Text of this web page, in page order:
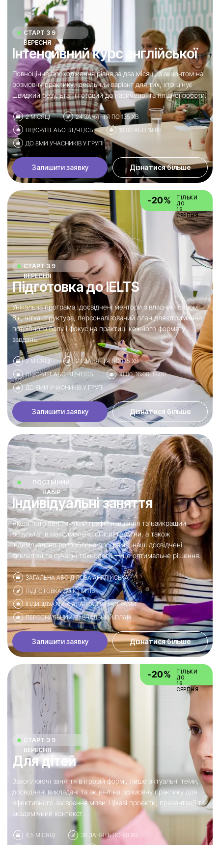
СТАРТ З 9
ВЕРЕСНЯ
Інтенсивний курс англійської
Повноцінне проходження рівня за два місяці, з акцентом на
розмовну практику. Ідеальний варіант для тих, хто цінує
швидкий результат і готовий до насиченої та плідної роботи.
2 МІСЯЦІ
24 ЗАНЯТТЯ ПО 135 ХВ
ПН/СР/ПТ АБО ВТ/ЧТ/СБ
10:00 АБО 19:00
ДО 8МИ УЧАСНИКІВ У ГРУПІ
Залишити заявку Дізнатися більше
-20%
ТІЛЬКИ
ДО
16
СЕРПНЯ
СТАРТ З 9
ВЕРЕСНЯ
Підготовка до IELTS
Унікальна програма, досвідчені ментори з власним балом
8+, чітка структура, персоналізований план для отримання
потрібного балу і фокус на практиці кожного формату
завдань.
2 МІСЯЦІ
24 ЗАНЯТТЯ ПО 135 ХВ
ПН/СР/ПТ АБО ВТ/ЧТ/СБ
10:00, 16:00, 19:00
ДО 8МИ УЧАСНИКІВ У ГРУПІ
Залишити заявку Дізнатися більше
ПОСТІЙНИЙ
НАБІР
Індивідуальні заняття
Якщо потрібен гнучкий графік навчання та найкращий
результат в максимально стислі терміни, а також
індивідуально розроблена програма, наші досвідчені
викладачі та сучасні технології ー це оптимальне рішення.
ЗАГАЛЬНА АБО ДІЛОВА АНГЛІЙСЬКА
ПІДГОТОВКА ДО ІСПИТІВ
ІНДИВІДУАЛЬНА АДАПТАЦІЯ ПРОГРАМИ
ПЕРСОНАЛЬНИЙ НАВЧАЛЬНИЙ ПЛАН
Залишити заявку Дізнатися більше
-20%
ТІЛЬКИ
ДО
16
СЕРПНЯ
СТАРТ З 9
ВЕРЕСНЯ
Для дітей
Захоплюючі заняття в ігровій формі, лише актуальні теми,
досвідчені викладачі та акцент на розмовну практику для
ефективного засвоєння мови. Цікаві проекти, презентації та
академічний контекст.
4,5 МІСЯЦІ
36 ЗАНЯТЬ ПО 90 ХВ